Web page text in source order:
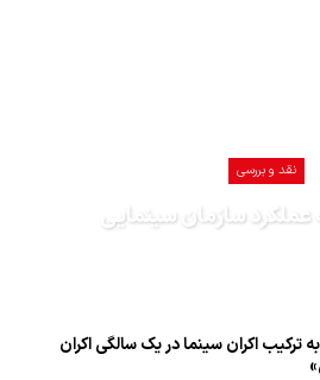
نقد و بررسی
عملکرد سازمان سینمایی
ترکیب اکران سینما در یک سالگی اکران